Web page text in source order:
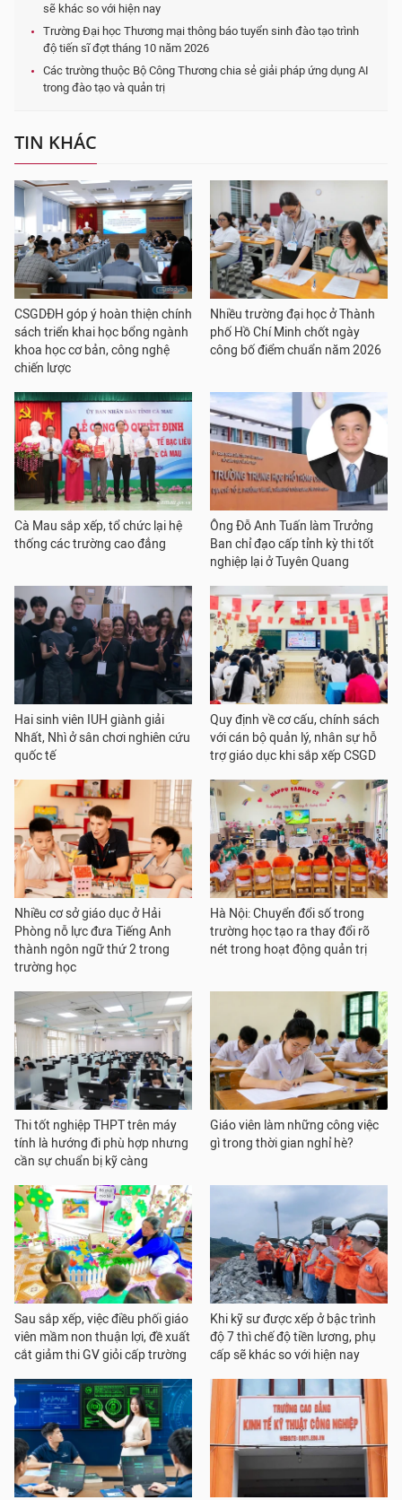
sẽ khác so với hiện nay
Trường Đại học Thương mại thông báo tuyển sinh đào tạo trình
độ tiến sĩ đợt tháng 10 năm 2026
Các trường thuộc Bộ Công Thương chia sẻ giải pháp ứng dụng AI
trong đào tạo và quản trị
TIN KHÁC
CSGDĐH góp ý hoàn thiện chính
sách triển khai học bổng ngành
khoa học cơ bản, công nghệ
chiến lược
Nhiều trường đại học ở Thành
phố Hồ Chí Minh chốt ngày
công bố điểm chuẩn năm 2026
Cà Mau sắp xếp, tổ chức lại hệ
thống các trường cao đẳng
Ông Đỗ Anh Tuấn làm Trưởng
Ban chỉ đạo cấp tỉnh kỳ thi tốt
nghiệp lại ở Tuyên Quang
Hai sinh viên IUH giành giải
Nhất, Nhì ở sân chơi nghiên cứu
quốc tế
Quy định về cơ cấu, chính sách
với cán bộ quản lý, nhân sự hỗ
trợ giáo dục khi sắp xếp CSGD
Nhiều cơ sở giáo dục ở Hải
Phòng nỗ lực đưa Tiếng Anh
thành ngôn ngữ thứ 2 trong
trường học
Hà Nội: Chuyển đổi số trong
trường học tạo ra thay đổi rõ
nét trong hoạt động quản trị
Thi tốt nghiệp THPT trên máy
tính là hướng đi phù hợp nhưng
cần sự chuẩn bị kỹ càng
Giáo viên làm những công việc
gì trong thời gian nghỉ hè?
Sau sắp xếp, việc điều phối giáo
viên mầm non thuận lợi, đề xuất
cắt giảm thi GV giỏi cấp trường
Khi kỹ sư được xếp ở bậc trình
độ 7 thì chế độ tiền lương, phụ
cấp sẽ khác so với hiện nay